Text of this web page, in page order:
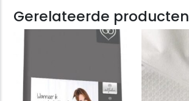
Gerelateerde producten